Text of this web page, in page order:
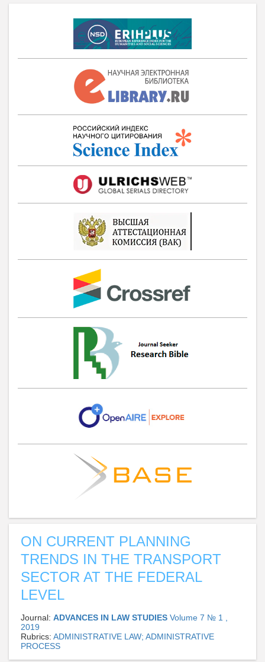
ON CURRENT PLANNING
TRENDS IN THE TRANSPORT
SECTOR AT THE FEDERAL
LEVEL
Journal: ADVANCES IN LAW STUDIES Volume 7 № 1 ,
2019
Rubrics: ADMINISTRATIVE LAW; ADMINISTRATIVE
PROCESS